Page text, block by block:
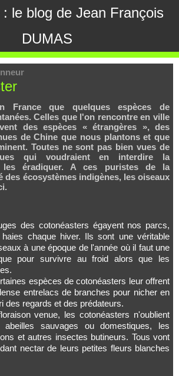
le blog de Jean François
DUMAS
France que quelques espèces de
Celles que l'on rencontre en ville
des espèces « étrangères », des
de Chine que nous plantons et que
Toutes ne sont pas bien vues de
qui voudraient en interdire la
les éradiquer. A ces puristes de la
des écosystèmes indigènes, les oiseaux
des cotonéasters égayent nos parcs,
chaque hiver. Ils sont une véritable
à une époque de l'année où il faut une
pour survivre au froid alors que les
espèces de cotonéasters leur offrent
entrelacs de branches pour nicher en
des regards et des prédateurs.
venue, les cotonéasters n'oublient
sauvages ou domestiques, les
et autres insectes butineurs. Tous vont
nectar de leurs petites fleurs blanches